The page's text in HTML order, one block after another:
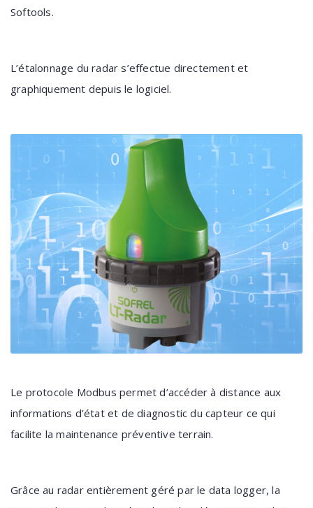
Softools.
L’étalonnage du radar s’effectue directement et
graphiquement depuis le logiciel.
Le protocole Modbus permet d’accéder à distance aux
informations d’état et de diagnostic du capteur ce qui
facilite la maintenance préventive terrain.
Grâce au radar entièrement géré par le data logger, la